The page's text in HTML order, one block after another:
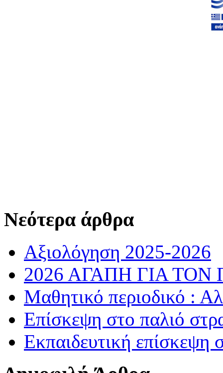
Νεότερα άρθρα
Αξιολόγηση 2025-2026
2026 ΑΓΑΠΗ ΓΙΑ
Μαθητικό περιοδικό :
Επίσκεψη στο παλιό
Εκπαιδευτική επίσκεψη